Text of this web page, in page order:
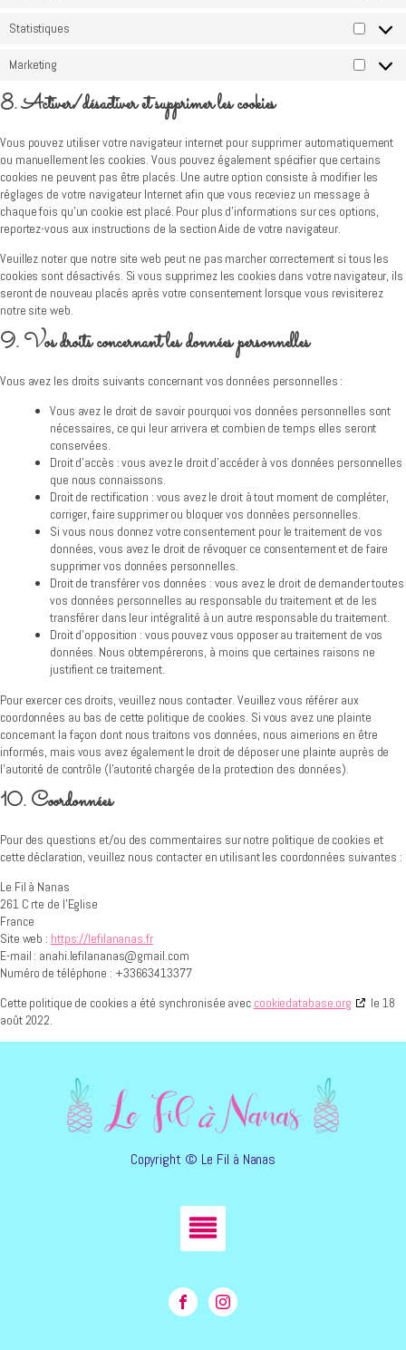
Statistiques
Marketing
8. Activer/désactiver et supprimer les cookies
Vous pouvez utiliser votre navigateur internet pour supprimer automatiquement
ou manuellement les cookies. Vous pouvez également spécifier que certains
cookies ne peuvent pas être placés. Une autre option consiste à modifier les
réglages de votre navigateur Internet afin que vous receviez un message à
chaque fois qu’un cookie est placé. Pour plus d’informations sur ces options,
reportez-vous aux instructions de la section Aide de votre navigateur.
Veuillez noter que notre site web peut ne pas marcher correctement si tous les
cookies sont désactivés. Si vous supprimez les cookies dans votre navigateur, ils
seront de nouveau placés après votre consentement lorsque vous revisiterez
notre site web.
9. Vos droits concernant les données personnelles
Vous avez les droits suivants concernant vos données personnelles :
Vous avez le droit de savoir pourquoi vos données personnelles sont
nécessaires, ce qui leur arrivera et combien de temps elles seront
conservées.
Droit d’accès : vous avez le droit d’accéder à vos données personnelles
que nous connaissons.
Droit de rectification : vous avez le droit à tout moment de compléter,
corriger, faire supprimer ou bloquer vos données personnelles.
Si vous nous donnez votre consentement pour le traitement de vos
données, vous avez le droit de révoquer ce consentement et de faire
supprimer vos données personnelles.
Droit de transférer vos données : vous avez le droit de demander toutes
vos données personnelles au responsable du traitement et de les
transférer dans leur intégralité à un autre responsable du traitement.
Droit d’opposition : vous pouvez vous opposer au traitement de vos
données. Nous obtempérerons, à moins que certaines raisons ne
justifient ce traitement.
Pour exercer ces droits, veuillez nous contacter. Veuillez vous référer aux
coordonnées au bas de cette politique de cookies. Si vous avez une plainte
concernant la façon dont nous traitons vos données, nous aimerions en être
informés, mais vous avez également le droit de déposer une plainte auprès de
l’autorité de contrôle (l’autorité chargée de la protection des données).
10. Coordonnées
Pour des questions et/ou des commentaires sur notre politique de cookies et
cette déclaration, veuillez nous contacter en utilisant les coordonnées suivantes :
Le Fil à Nanas
261 C rte de l'Eglise
France
Site web : https://lefilananas.fr
E-mail : anahi.lefilananas@gmail.com
Numéro de téléphone : +33663413377
Cette politique de cookies a été synchronisée avec cookiedatabase.org
le 18
août 2022.
Copyright © Le Fil à Nanas